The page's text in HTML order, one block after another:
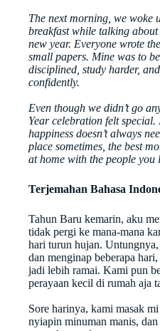
The next morning, we woke
breakfast while talking
new year. Everyone wrote
small papers. Mine was to
disciplined, study harder,
confidently.
Even though we didn’t go
Year celebration felt
happiness doesn’t always
place sometimes, the best
at home with the people you
Terjemahan Bahasa
Tahun Baru kemarin, aku
tidak pergi ke mana-mana
hari turun hujan.
dan menginap beberapa
jadi lebih ramai. Kami pun
perayaan kecil di rumah aja
Sore harinya, kami masak
nyiapin minuman manis,